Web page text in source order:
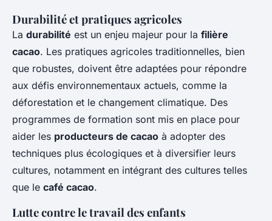
Durabilité et pratiques agricoles
La durabilité est un enjeu majeur pour la filière
cacao. Les pratiques agricoles traditionnelles, bien
que robustes, doivent être adaptées pour répondre
aux défis environnementaux actuels, comme la
déforestation et le changement climatique. Des
programmes de formation sont mis en place pour
aider les producteurs de cacao à adopter des
techniques plus écologiques et à diversifier leurs
cultures, notamment en intégrant des cultures telles
que le café cacao.
Lutte contre le travail des enfants